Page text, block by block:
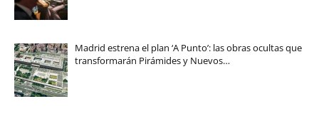
Madrid estrena el plan ‘A Punto’: las obras ocultas que
transformarán Pirámides y Nuevos…